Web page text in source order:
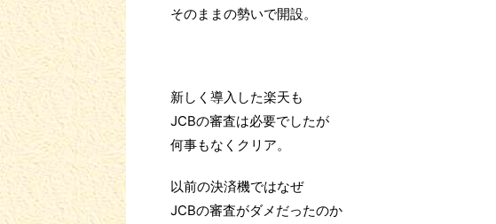
そのままの勢いで開設。
新しく導入した楽天も
JCBの審査は必要でしたが
何事もなくクリア。
以前の決済機ではなぜ
JCBの審査がダメだったのか